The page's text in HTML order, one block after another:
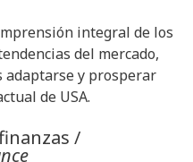
integral de los
del mercado,
adaptarse y prosperar
de USA.
/